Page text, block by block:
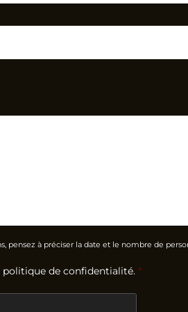
pensez à préciser la date et le nombre de
politique de confidentialité. *